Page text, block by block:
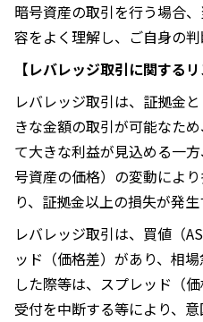
暗号資産の取引を行う場合
容をよく理解し、ご自身の判
【レバレッジ取引に関するリ
レバレッジ取引は、証拠金
きな金額の取引が可能なた
て大きな利益が見込める一
号資産の価格）の変動によ
り、証拠金以上の損失が発生
レバレッジ取引は、買値（
ッド（価格差）があり、相
した際等は、スプレッド（
受付を中断する等により、